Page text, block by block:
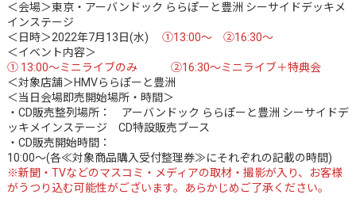
＜会場＞東京・アーバンドック ららぽーと豊洲 シーサイドデッキメ
インステージ
＜日時＞2022年7月13日(水) ①13:00～ ②16:30～
＜イベント内容＞
① 13:00～ミニライブのみ ②16:30～ミニライブ＋特典会
＜対象店舗＞HMVららぽーと豊洲
＜当日会場即売開始場所・時間＞
・CD販売整列場所： アーバンドック ららぽーと豊洲 シーサイドデ
ッキメインステージ CD特設販売ブース
・CD販売開始時間：
10:00～(各≪対象商品購入受付整理券≫にそれぞれの記載の時間)
※新聞・TVなどのマスコミ・メディアの取材・撮影が入り、お客様
がうつり込む可能性がございます。あらかじめご了承ください。